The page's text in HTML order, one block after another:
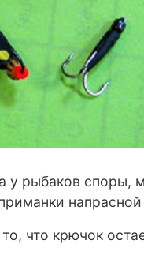
рыбаков споры,
напрасной
что крючок